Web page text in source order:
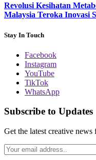
Revolusi Kesihatan
Malaysia Teroka Inovasi
Stay In Touch
Facebook
Instagram
YouTube
TikTok
WhatsApp
Subscribe to Updates
Get the latest creative